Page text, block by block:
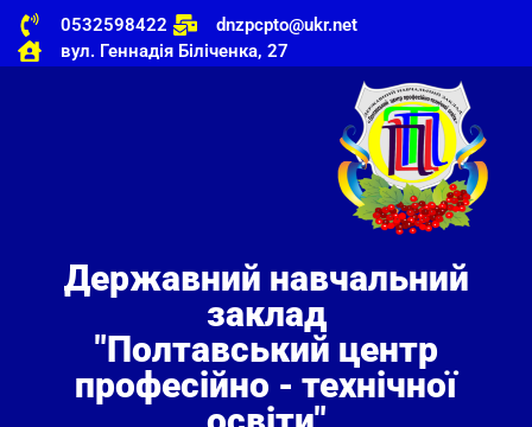
0532598422
dnzpcpto@ukr.net
вул. Геннадія Біліченка, 27
Державний навчальний
заклад
"Полтавський центр
професійно - технічної